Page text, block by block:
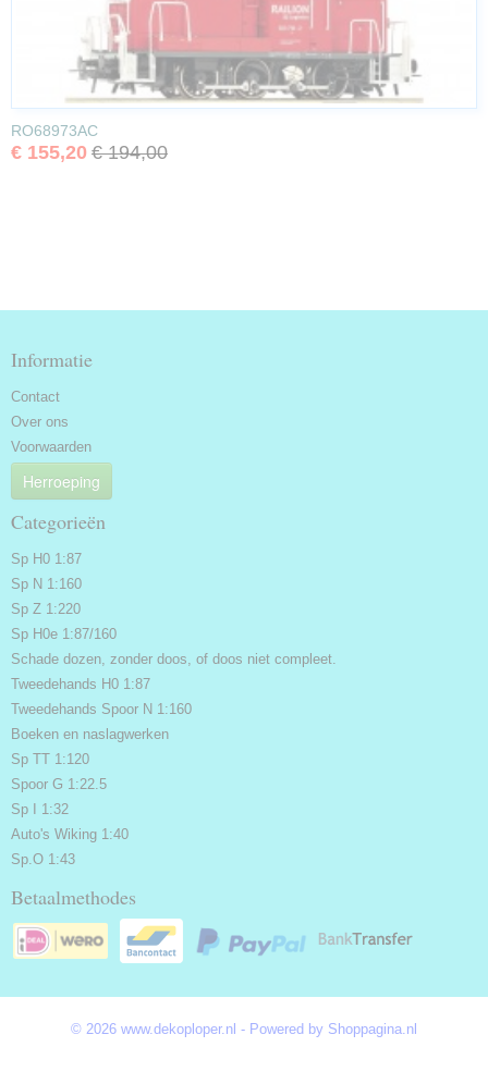
RO68973AC
€ 155,20 € 194,00
Informatie
Contact
Over ons
Voorwaarden
Herroeping
Categorieën
Sp H0 1:87
Sp N 1:160
Sp Z 1:220
Sp H0e 1:87/160
Schade dozen, zonder doos, of doos niet compleet.
Tweedehands H0 1:87
Tweedehands Spoor N 1:160
Boeken en naslagwerken
Sp TT 1:120
Spoor G 1:22.5
Sp I 1:32
Auto's Wiking 1:40
Sp.O 1:43
Betaalmethodes
© 2026 www.dekoploper.nl - Powered by Shoppagina.nl